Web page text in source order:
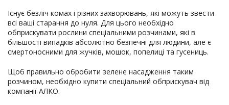
Існує безліч комах і різних захворювань, які можуть звести
всі ваші старання до нуля. Для цього необхідно
обприскувати рослини спеціальними розчинами, які в
більшості випадків абсолютно безпечні для людини, але є
смертоносними для жучків, мошок, попелиці та гусениць.
Щоб правильно обробити зелене насадження таким
розчином, необхідно купити спеціальний обприскувач від
компанії АЛКО.